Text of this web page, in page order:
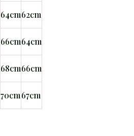
64cm62cm
66cm64cm
68cm66cm
70cm67cm